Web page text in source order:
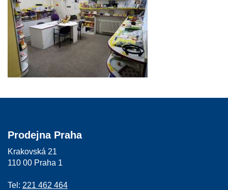
Prodejna Praha
Krakovská 21
110 00 Praha 1
Tel: 221 462 464